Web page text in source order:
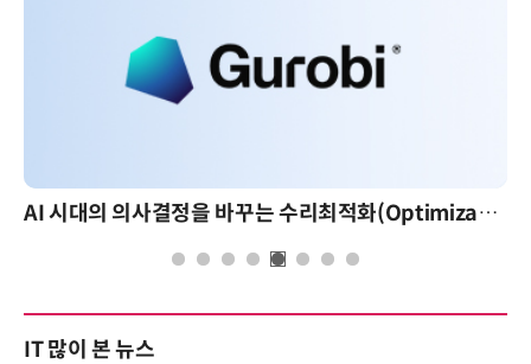
AI 시대의 의사결정을 바꾸는 수리최적화(Optimization): 실제 산업 적용 사례와 활용 전략
IT 많이 본 뉴스